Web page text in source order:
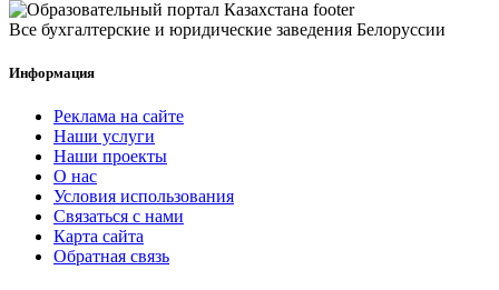
Все бухгалтерские и юридические заведения Белоруссии
Информация
Реклама на сайте
Наши услуги
Наши проекты
О нас
Условия использования
Связаться с нами
Карта сайта
Обратная связь